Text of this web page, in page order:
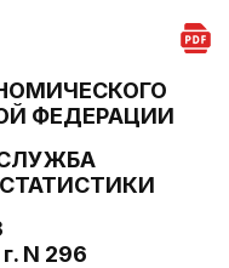
ФЕДЕРАЦИИ
N 296